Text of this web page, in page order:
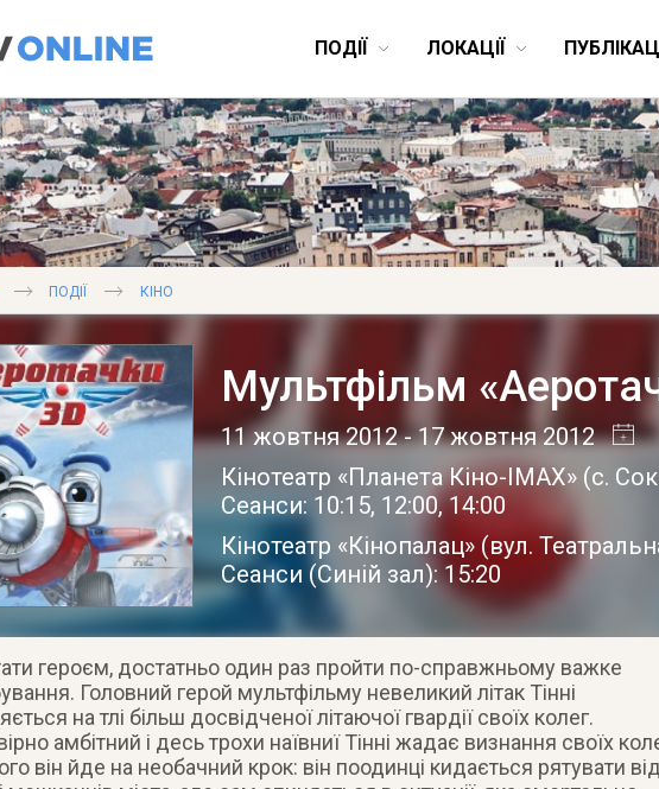
ПОДІЇ ЛОКАЦІЇ
ПОДІЇ КІНО
Мультфільм
11 жовтня 2012- 17 жовтня 2012
Кінотеатр «Планета Кіно-IMAX» (с.
Сеанси: 10:15, 12:00, 14:00
Кінотеатр «Кінопалац» (вул.
Сеанси (Синій зал): 15:20
героєм, достатньо один раз пройти по-справжньому важке
Головний герой мультфільму невеликий літак Тінні
на тлі більш досвідченої літаючої гвардії своїх колег.
амбітний і десь трохи наївниї Тінні жадає визнання своїх
він йде на необачний крок: він поодинці кидається рятувати від